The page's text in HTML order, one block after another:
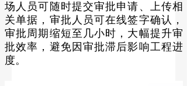
场人员可随时提交审批申请、上传相
关单据，审批人员可在线签字确认，
审批周期缩短至几小时，大幅提升审
批效率，避免因审批滞后影响工程进
度。